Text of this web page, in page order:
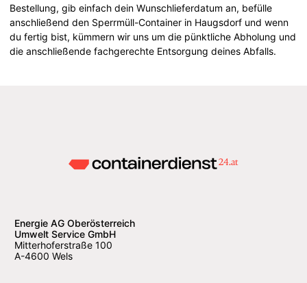
Bestellung, gib einfach dein Wunschlieferdatum an, befülle
anschließend den Sperrmüll-Container in Haugsdorf und wenn
du fertig bist, kümmern wir uns um die pünktliche Abholung und
die anschließende fachgerechte Entsorgung deines Abfalls.
Energie AG Oberösterreich
Umwelt Service GmbH
Mitterhoferstraße 100
A-4600 Wels